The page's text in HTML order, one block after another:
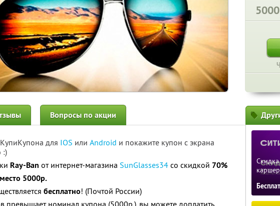
5000
Вопросы по акции
для IOS или Android и покажите купон с экрана
:)
Ray-Ban от интернет-магазина SunGlasses34 со скидкой 70%
5000р.
бесплатно! (Почтой России)
превышает номинал купона (5000р.), вы можете доплатить